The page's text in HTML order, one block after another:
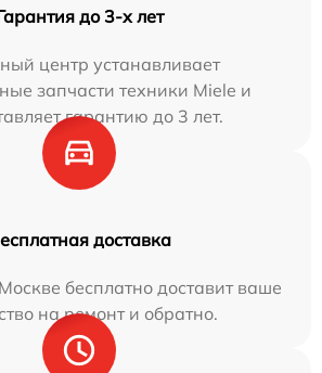
до 3-х лет
центр устанавливает
запчасти техники Miele и
гарантию до 3 лет.
доставка
бесплатно доставит ваше
на ремонт и обратно.